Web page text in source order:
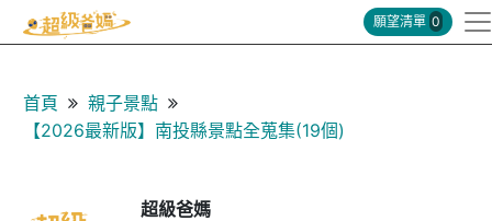
願望清單 0
首頁
親子景點
【2026最新版】南投縣景點全蒐集(19個)
超級爸媽